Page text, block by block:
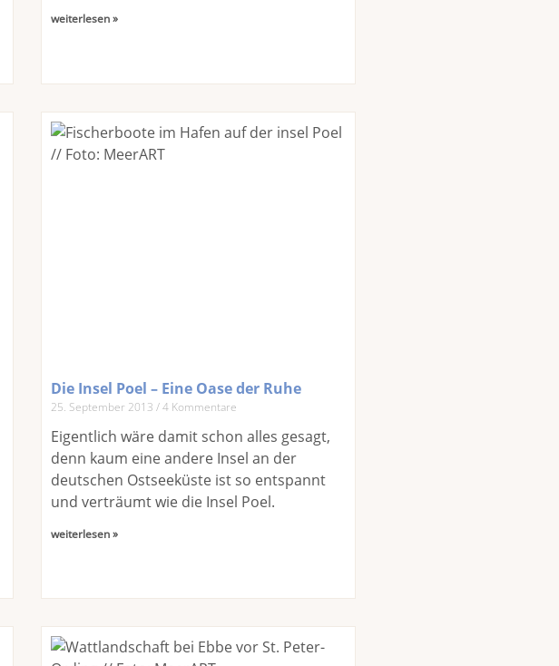
weiterlesen »
Die Insel Poel – Eine Oase der Ruhe
25. September 2013 4 Kommentare
Eigentlich wäre damit schon alles gesagt,
denn kaum eine andere Insel an der
deutschen Ostseeküste ist so entspannt
und verträumt wie die Insel Poel.
weiterlesen »